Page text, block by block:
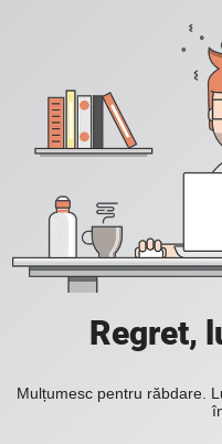
Regret,
Mulțumesc pentru răbdare.